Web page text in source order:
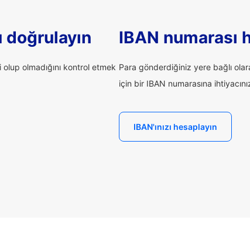
doğrulayın
olmadığını kontrol etmek
IBAN numarası
Para gönderdiğiniz yere bağlı
için bir IBAN numarasına
IBAN'ınızı hesaplayın